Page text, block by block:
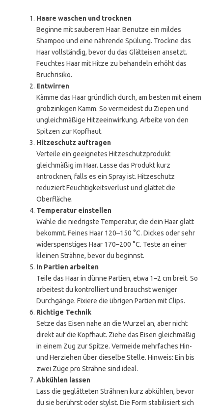
Haare waschen und trocknen
Beginne mit sauberem Haar. Benutze ein mildes
Shampoo und eine nährende Spülung. Trockne das
Haar vollständig, bevor du das Glätteisen ansetzt.
Feuchtes Haar mit Hitze zu behandeln erhöht das
Bruchrisiko.
Entwirren
Kämme das Haar gründlich durch, am besten mit einem
grobzinkigen Kamm. So vermeidest du Ziepen und
ungleichmäßige Hitzeeinwirkung. Arbeite von den
Spitzen zur Kopfhaut.
Hitzeschutz auftragen
Verteile ein geeignetes Hitzeschutzprodukt
gleichmäßig im Haar. Lasse das Produkt kurz
antrocknen, falls es ein Spray ist. Hitzeschutz
reduziert Feuchtigkeitsverlust und glättet die
Oberfläche.
Temperatur einstellen
Wähle die niedrigste Temperatur, die dein Haar glatt
bekommt. Feines Haar 120–150 °C. Dickes oder sehr
widerspenstiges Haar 170–200 °C. Teste an einer
kleinen Strähne, bevor du beginnst.
In Partien arbeiten
Teile das Haar in dünne Partien, etwa 1–2 cm breit. So
arbeitest du kontrolliert und brauchst weniger
Durchgänge. Fixiere die übrigen Partien mit Clips.
Richtige Technik
Setze das Eisen nahe an die Wurzel an, aber nicht
direkt auf die Kopfhaut. Ziehe das Eisen gleichmäßig
in einem Zug zur Spitze. Vermeide mehrfaches Hin-
und Herziehen über dieselbe Stelle. Hinweis: Ein bis
zwei Züge pro Strähne sind ideal.
Abkühlen lassen
Lass die geglätteten Strähnen kurz abkühlen, bevor
du sie berührst oder stylst. Die Form stabilisiert sich